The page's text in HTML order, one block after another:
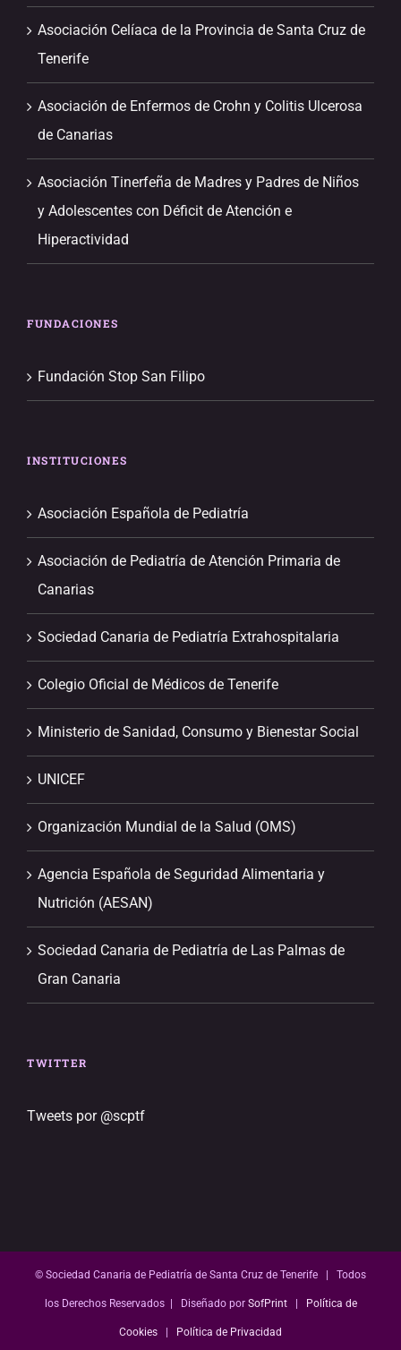
Asociación Celíaca de la Provincia de Santa Cruz de
Tenerife
Asociación de Enfermos de Crohn y Colitis Ulcerosa
de Canarias
Asociación Tinerfeña de Madres y Padres de Niños
y Adolescentes con Déficit de Atención e
Hiperactividad
FUNDACIONES
Fundación Stop San Filipo
INSTITUCIONES
Asociación Española de Pediatría
Asociación de Pediatría de Atención Primaria de
Canarias
Sociedad Canaria de Pediatría Extrahospitalaria
Colegio Oficial de Médicos de Tenerife
Ministerio de Sanidad, Consumo y Bienestar Social
UNICEF
Organización Mundial de la Salud (OMS)
Agencia Española de Seguridad Alimentaria y
Nutrición (AESAN)
Sociedad Canaria de Pediatría de Las Palmas de
Gran Canaria
TWITTER
Tweets por @scptf
© Sociedad Canaria de Pediatría de Santa Cruz de Tenerife | Todos
los Derechos Reservados | Diseñado por SofPrint| Política de
Cookies | Política de Privacidad